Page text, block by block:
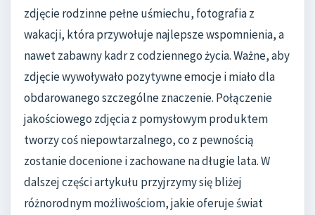
zdjęcie rodzinne pełne uśmiechu, fotografia z
wakacji, która przywołuje najlepsze wspomnienia, a
nawet zabawny kadr z codziennego życia. Ważne, aby
zdjęcie wywoływało pozytywne emocje i miało dla
obdarowanego szczególne znaczenie. Połączenie
jakościowego zdjęcia z pomysłowym produktem
tworzy coś niepowtarzalnego, co z pewnością
zostanie docenione i zachowane na długie lata. W
dalszej części artykułu przyjrzymy się bliżej
różnorodnym możliwościom, jakie oferuje świat